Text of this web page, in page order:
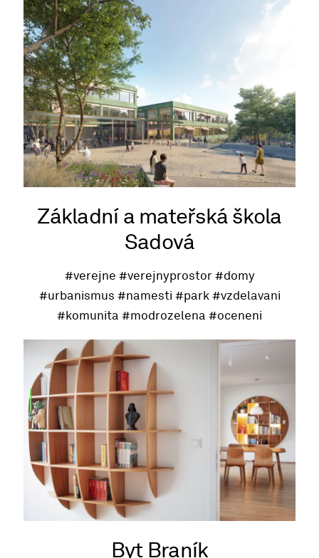
Základní a mateřská škola
Sadová
#verejne #verejnyprostor #domy
#urbanismus #namesti #park #vzdelavani
#komunita #modrozelena #oceneni
Byt Braník